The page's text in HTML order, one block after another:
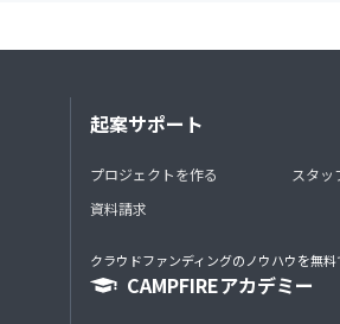
起案サポート
プロジェクトを作る
資料請求
スタッ
クラウドファンディングのノウハウを無料
CAMPFIREアカデミー